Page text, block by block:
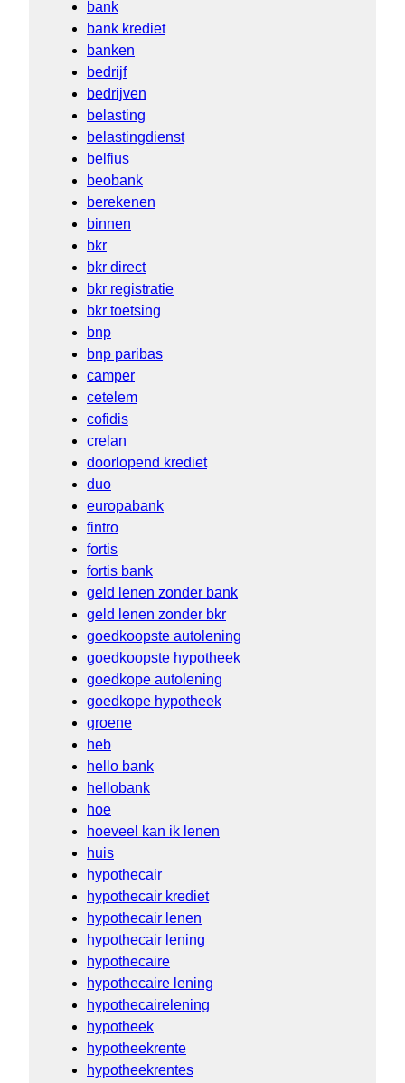
bank
bank krediet
banken
bedrijf
bedrijven
belasting
belastingdienst
belfius
beobank
berekenen
binnen
bkr
bkr direct
bkr registratie
bkr toetsing
bnp
bnp paribas
camper
cetelem
cofidis
crelan
doorlopend krediet
duo
europabank
fintro
fortis
fortis bank
geld lenen zonder bank
geld lenen zonder bkr
goedkoopste autolening
goedkoopste hypotheek
goedkope autolening
goedkope hypotheek
groene
heb
hello bank
hellobank
hoe
hoeveel kan ik lenen
huis
hypothecair
hypothecair krediet
hypothecair lenen
hypothecair lening
hypothecaire
hypothecaire lening
hypothecairelening
hypotheek
hypotheekrente
hypotheekrentes